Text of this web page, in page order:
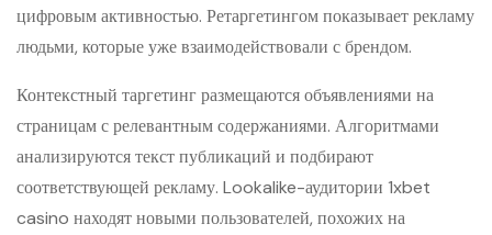
цифровым активностью. Ретаргетингом показывает рекламу
людьми, которые уже взаимодействовали с брендом.
Контекстный таргетинг размещаются объявлениями на
страницам с релевантным содержаниями. Алгоритмами
анализируются текст публикаций и подбирают
соответствующей рекламу. Lookalike-аудитории 1xbet
casino находят новыми пользователей, похожих на